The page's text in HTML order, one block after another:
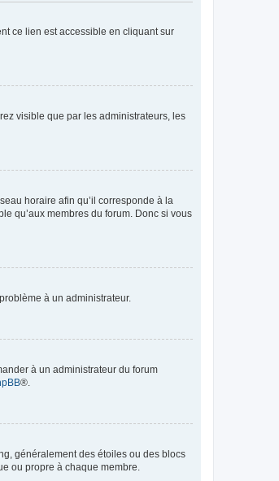
ce lien est accessible en cliquant sur
visible que par les administrateurs, les
horaire afin qu’il corresponde à la
qu’aux membres du forum. Donc si vous
à un administrateur.
à un administrateur du forum
®.
généralement des étoiles ou des blocs
ou propre à chaque membre.